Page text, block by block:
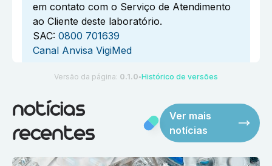
em contato com o Serviço de Atendimento
ao Cliente deste laboratório.
SAC: 0800 701639
Canal Anvisa VigiMed
Versão da página: 0.1.0 ●Histórico de versões
notícias
recentes
Ver mais
notícias